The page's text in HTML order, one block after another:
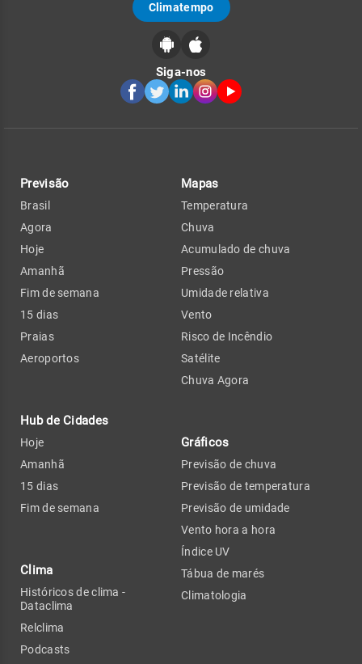
Climatempo
Siga-nos
Previsão
Brasil
Agora
Hoje
Amanhã
Fim de semana
15 dias
Praias
Aeroportos
Hub de Cidades
Hoje
Amanhã
15 dias
Fim de semana
Clima
Históricos de clima -
Dataclima
Relclima
Podcasts
Mapas
Temperatura
Chuva
Acumulado de chuva
Pressão
Umidade relativa
Vento
Risco de Incêndio
Satélite
Chuva Agora
Gráficos
Previsão de chuva
Previsão de temperatura
Previsão de umidade
Vento hora a hora
Índice UV
Tábua de marés
Climatologia